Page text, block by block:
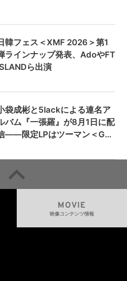
韓フェス＜XMF 2026＞第1
ラインナップ発表、AdoやFT
ら出演
袋成彬と5lackによる連名ア
バム『一張羅』が8月1日に配
——限定LPはツーマン＜Gai
MOVIE
映像コンテンツ情報